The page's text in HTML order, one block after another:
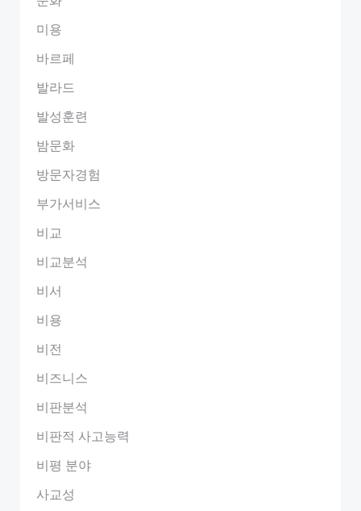
미용
바르페
발라드
발성훈련
밤문화
방문자경험
부가서비스
비교
비교분석
비서
비용
비전
비즈니스
비판분석
비판적 사고능력
비평 분야
사교성